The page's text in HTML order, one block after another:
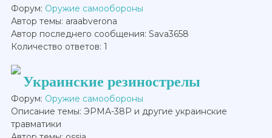
Форум: Оружие самообороны
Автор темы: araabverona
Автор последнего сообщения: Sava3658
Количество ответов: 1
Украинские резинострелы
Форум: Оружие самообороны
Описание темы: ЭРМА-38Р и другие украинские
травматики